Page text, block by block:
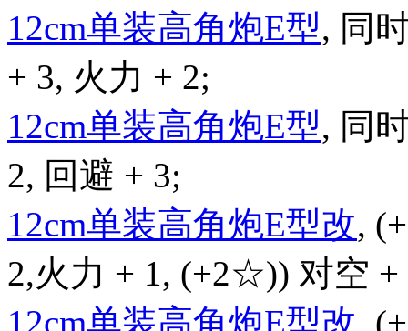
12cm单装高角炮E型, 同
+ 3, 火力 + 2;
12cm单装高角炮E型, 同
2, 回避 + 3;
12cm单装高角炮E型改,
2,火力 + 1, (+2☆)) 对空 +
12cm单装高角炮E型改,